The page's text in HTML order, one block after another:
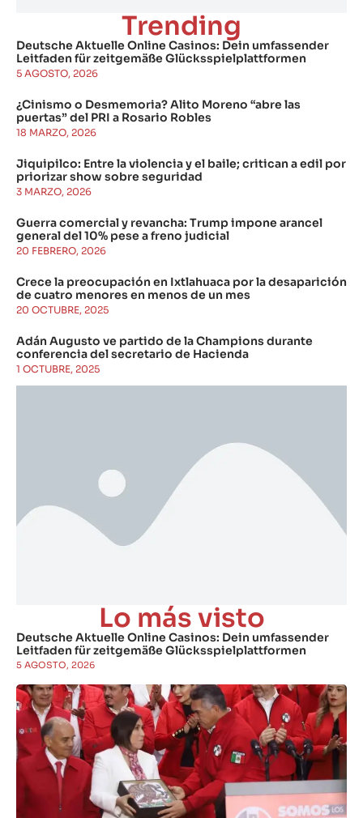
Trending
Deutsche Aktuelle Online Casinos: Dein umfassender
Leitfaden für zeitgemäße Glücksspielplattformen
5 AGOSTO, 2026
¿Cinismo o Desmemoria? Alito Moreno “abre las
puertas” del PRI a Rosario Robles
18 MARZO, 2026
Jiquipilco: Entre la violencia y el baile; critican a edil por
priorizar show sobre seguridad
3 MARZO, 2026
Guerra comercial y revancha: Trump impone arancel
general del 10% pese a freno judicial
20 FEBRERO, 2026
Crece la preocupación en Ixtlahuaca por la desaparición
de cuatro menores en menos de un mes
20 OCTUBRE, 2025
Adán Augusto ve partido de la Champions durante
conferencia del secretario de Hacienda
1 OCTUBRE, 2025
Lo más visto
Deutsche Aktuelle Online Casinos: Dein umfassender
Leitfaden für zeitgemäße Glücksspielplattformen
5 AGOSTO, 2026